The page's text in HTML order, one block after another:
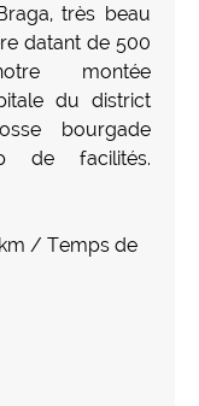
très beau
datant de 500
montée
du district
bourgade
de facilités.
/ Temps de